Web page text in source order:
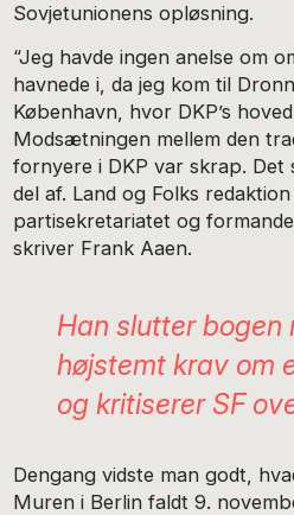
Sovjetunionens opløsning.
“Jeg havde ingen anelse om
havnede i, da jeg kom til
København, hvor DKP’s
Modsætningen mellem den
fornyere i DKP var skrap. Det
del af. Land og Folks
partisekretariatet og
skriver Frank Aaen.
Han slutter bogen
højstemt krav om
og kritiserer SF
Dengang vidste man godt,
Muren i Berlin faldt 9.